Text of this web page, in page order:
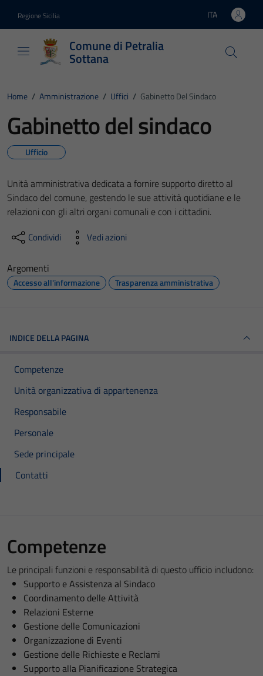
Regione Sicilia Lingua attiva:
ITA
Comune di Petralia
Sottana
Home / Amministrazione / Uffici / Gabinetto Del Sindaco
Gabinetto del sindaco
Ufficio
Unità amministrativa dedicata a fornire supporto diretto al
Sindaco del comune, gestendo le sue attività quotidiane e le
relazioni con gli altri organi comunali e con i cittadini.
Condividi Vedi azioni
Argomenti
Accesso all'informazione Trasparenza amministrativa
INDICE DELLA PAGINA
Competenze
Unità organizzativa di appartenenza
Responsabile
Personale
Sede principale
Contatti
Competenze
Le principali funzioni e responsabilità di questo ufficio includono:
Supporto e Assistenza al Sindaco
Coordinamento delle Attività
Relazioni Esterne
Gestione delle Comunicazioni
Organizzazione di Eventi
Gestione delle Richieste e Reclami
Supporto alla Pianificazione Strategica